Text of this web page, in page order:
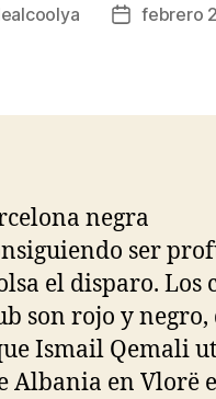
Fecha
febrero
ser
el disparo. Los
son rojo y negro,
Ismail Qemali
Albania en Vlorë